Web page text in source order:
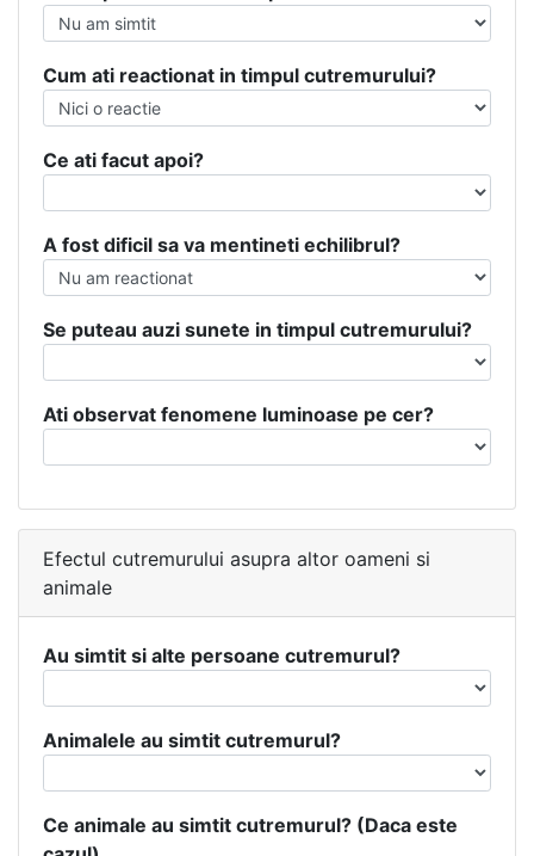
Cum ati reactionat in timpul cutremurului?
Ce ati facut apoi?
A fost dificil sa va mentineti echilibrul?
Se puteau auzi sunete in timpul cutremurului?
Ati observat fenomene luminoase pe cer?
Efectul cutremurului asupra altor oameni si
animale
Au simtit si alte persoane cutremurul?
Animalele au simtit cutremurul?
Ce animale au simtit cutremurul? (Daca este